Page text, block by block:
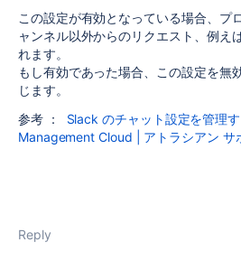
この設定が有効となっている場合、プ
ャンネル以外からのリクエスト、例え
れます。
もし有効であった場合、この設定を無
じます。
参考 ：
Slack のチャット設定を管理
Management Cloud | アトラシアン サ
Reply